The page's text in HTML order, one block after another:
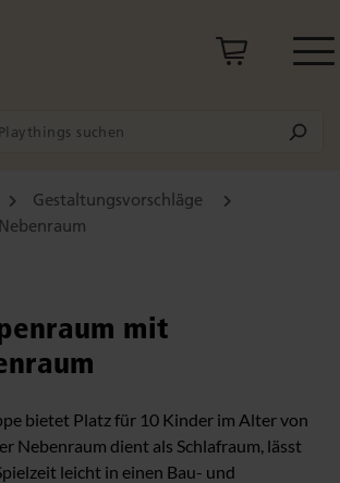
Gestaltungsvorschläge
mit
bietet Platz für 10 Kinder im Alter von
Nebenraum dient als Schlafraum, lässt
leicht in einen Bau- und